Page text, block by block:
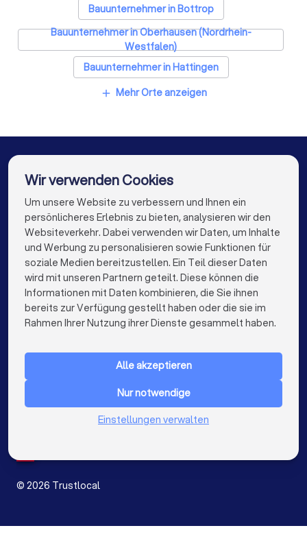
Bodenleger in Essen
Bauunternehmer in Bottrop
Bauunternehmer in Oberhausen (Nordrhein-
Westfalen)
Bauunternehmer in Hattingen
Bauunternehmer in Gladbeck
Bauunternehmer in Bochum
Bauunternehmer in Herne
Bauunternehmer in Berlin
Bauunternehmer in Hamburg
Bauunternehmer in München
Bauunternehmer in Köln
Bauunternehmer in Stuttgart
Bauunternehmer in Düsseldorf
Bauunternehmer in Dortmund
Bauunternehmer in Nürnberg
add Mehr Orte anzeigen
Die besten Unternehmen für Sie
info@trustlocal.de
FÜR PRIVATPERSONEN
Niederlande
© 2026 Trustlocal
Wir verwenden Cookies
Um unsere Website zu verbessern und Ihnen ein
persönlicheres Erlebnis zu bieten, analysieren wir den
Websiteverkehr. Dabei verwenden wir Daten, um Inhalte
und Werbung zu personalisieren sowie Funktionen für
soziale Medien bereitzustellen. Ein Teil dieser Daten
wird mit unseren Partnern geteilt. Diese können die
Informationen mit Daten kombinieren, die Sie ihnen
bereits zur Verfügung gestellt haben oder die sie im
Rahmen Ihrer Nutzung ihrer Dienste gesammelt haben.
Alle akzeptieren
Nur notwendige
Einstellungen verwalten